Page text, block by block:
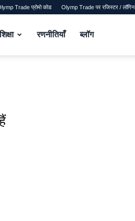
Trade प्रोमो कोड Olymp Trade पर रजिस्टर / लॉगिन
शिक्षा रणनीतियाँ ब्लॉग